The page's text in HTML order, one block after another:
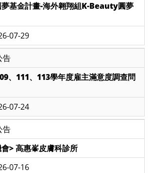
基金計畫-海外翱翔組K-Beauty圓夢
07-29
告
、111、113學年度雇主滿意度調查問
07-24
告
> 高惠峯皮膚科診所
07-16